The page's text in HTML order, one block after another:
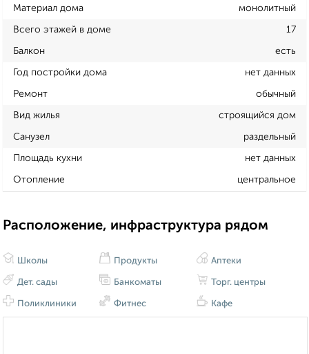
Материал дома монолитный
Всего этажей в доме 17
Балкон есть
Год постройки дома нет данных
Ремонт обычный
Вид жилья строящийся дом
Санузел раздельный
Площадь кухни нет данных
Отопление центральное
Расположение, инфраструктура рядом
Школы
Дет. сады
Поликлиники
Продукты
Банкоматы
Фитнес
Аптеки
Торг. центры
Кафе